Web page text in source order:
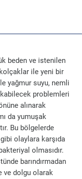
beden ve istenilen
ile yeni bir
yağmur suyu, nemli
problemleri
alınarak
da yumuşak
Bu bölgelerde
olaylara karşıda
olmasıdır.
barındırmadan
ve dolgu olarak